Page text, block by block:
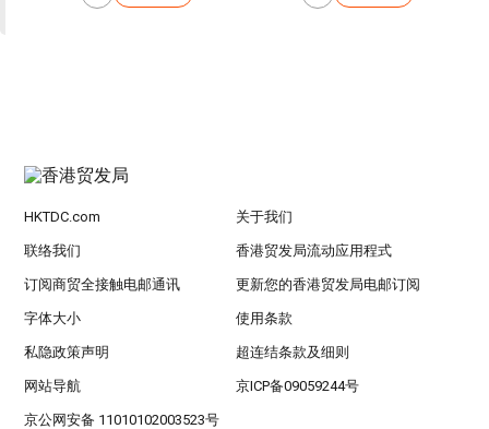
HKTDC.com 关于我们
联络我们 香港贸发局流动应用程式
订阅商贸全接触电邮通讯 更新您的香港贸发局电邮订阅
字体大小 使用条款
私隐政策声明 超连结条款及细则
网站导航 京ICP备09059244号
京公网安备 11010102003523号